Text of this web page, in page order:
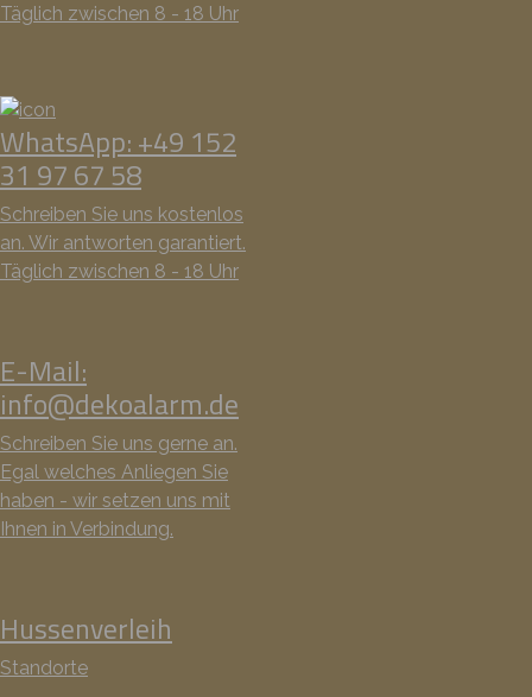
Täglich zwischen 8 - 18 Uhr
WhatsApp: +49 152
31 97 67 58
Schreiben Sie uns kostenlos
an. Wir antworten garantiert.
Täglich zwischen 8 - 18 Uhr
E-Mail:
info@dekoalarm.de
Schreiben Sie uns gerne an.
Egal welches Anliegen Sie
haben - wir setzen uns mit
Ihnen in Verbindung.
Hussenverleih
Standorte